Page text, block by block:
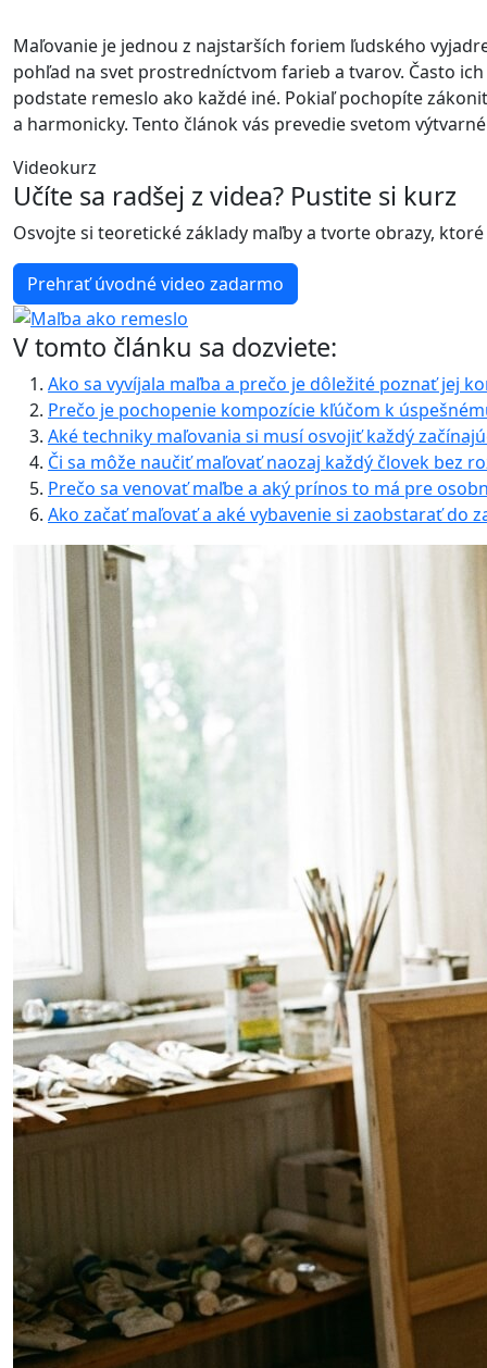
Maľovanie je jednou z najstarších foriem ľudského
pohľad na svet prostredníctvom farieb a tvarov. Často
podstate remeslo ako každé iné. Pokiaľ pochopíte
a harmonicky. Tento článok vás prevedie svetom
Videokurz
Učíte sa radšej z videa? Pustite si kurz
Osvojte si teoretické základy maľby a tvorte obrazy,
Prehrať úvodné video zadarmo
V tomto článku sa dozviete:
Ako sa vyvíjala maľba a prečo je dôležité poznať jej
Prečo je pochopenie kompozície kľúčom k
Aké techniky maľovania si musí osvojiť každý
Či sa môže naučiť maľovať naozaj každý človek bez
Prečo sa venovať maľbe a aký prínos to má pre
Ako začať maľovať a aké vybavenie si zaobstarať do